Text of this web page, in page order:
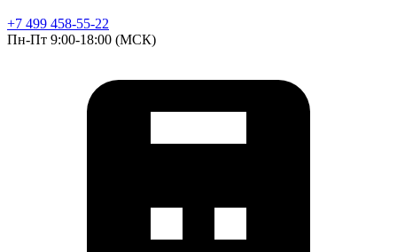
+7 499 458-55-22
Пн-Пт 9:00-18:00 (МСК)